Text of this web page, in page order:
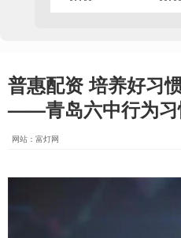
普惠配资 培养好习
——青岛六中行为习
网站：富灯网